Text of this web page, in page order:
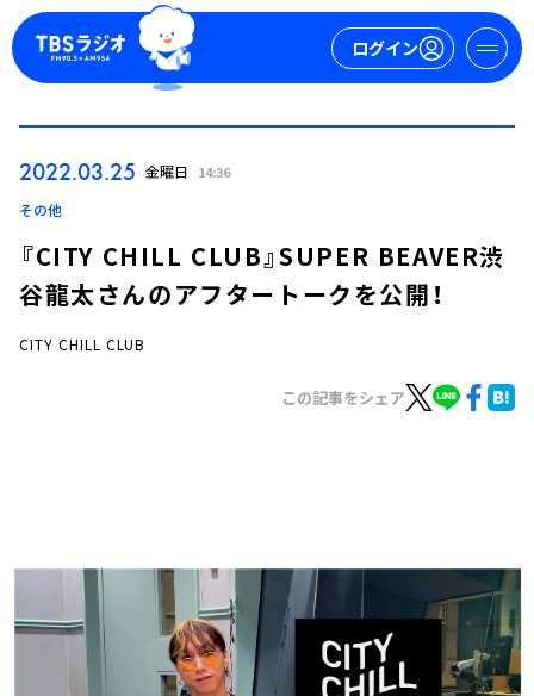
ログイン
イベント・グッズ
YouTube
会社情報
2022.03.25 金曜日 14:36
その他
『CITY CHILL CLUB』SUPER BEAVER渋
谷龍太さんのアフタートークを公開！
CITY CHILL CLUB
この記事をシェア